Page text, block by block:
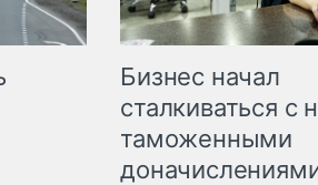
Бизнес начал
сталкиваться с
таможенными